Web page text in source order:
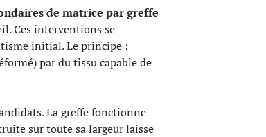
de matrice par greffe
Ces interventions se
initial. Le principe :
par du tissu capable de
La greffe fonctionne
sur toute sa largeur laisse